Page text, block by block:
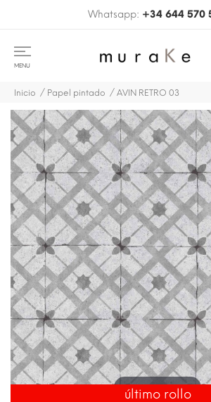
Whatsapp: +34 644 570
MENU
Inicio Papel pintado AVIN RETRO 03
Toca para ampliar
último rollo